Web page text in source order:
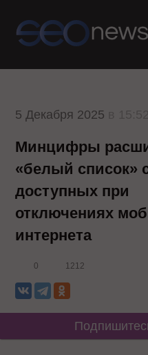
5 Декабря 2025
Минцифры
«белый список»
доступных при
отключениях
интернета
0 1212